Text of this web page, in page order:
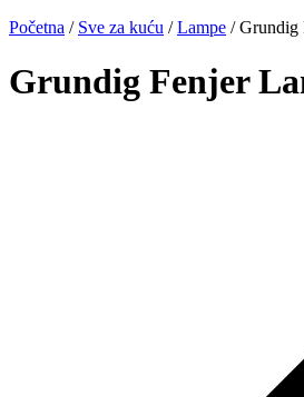
Početna / Sve za kuću /Lampe / Grundig
Grundig Fenjer